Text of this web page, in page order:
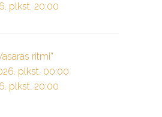
plkst. 20:00
ritmi”
plkst. 00:00
plkst. 20:00